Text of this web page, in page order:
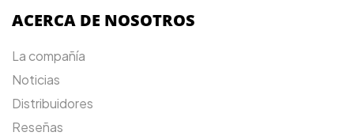
ACERCA DE NOSOTROS
La compañía
Noticias
Distribuidores
Reseñas